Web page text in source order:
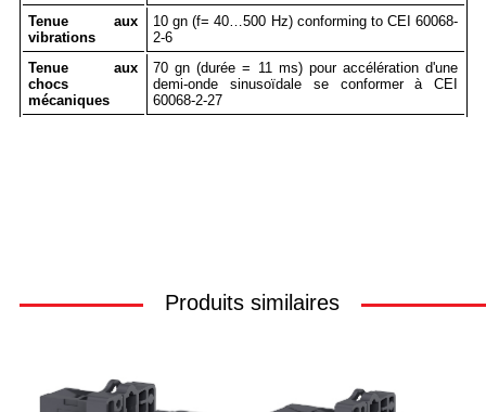
Tenue aux
vibrations
10 gn (f= 40…500 Hz) conforming to CEI 60068-
2-6
Tenue aux
chocs
mécaniques
70 gn (durée = 11 ms) pour accélération d'une
demi-onde sinusoïdale se conformer à CEI
60068-2-27
Produits similaires